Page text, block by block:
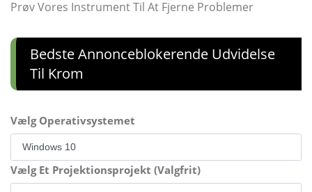
Prøv Vores Instrument Til At Fjerne Problemer
Bedste Annonceblokerende Udvidelse
Til Krom
Vælg Operativsystemet
Vælg Et Projektionsprojekt (Valgfrit)